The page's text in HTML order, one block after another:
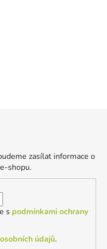
zasílat informace o
shopu.
s podmínkami ochrany
údajů.